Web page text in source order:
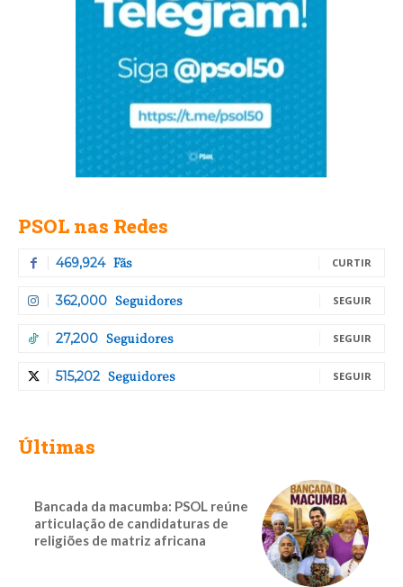
PSOL nas Redes
469,924 Fãs CURTIR
362,000 Seguidores SEGUIR
27,200 Seguidores SEGUIR
515,202 Seguidores SEGUIR
Últimas
Bancada da macumba: PSOL reúne
articulação de candidaturas de
religiões de matriz africana